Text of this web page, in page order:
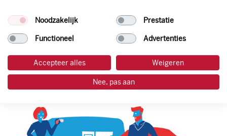
laadpas aanvragen
Noodzakelijk Prestatie
Functioneel Advertenties
Accepteer alles Weigeren
Nee, pas aan